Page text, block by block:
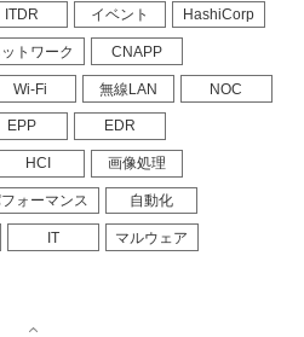
ITDR イベント HashiCorp
トワーク CNAPP
Wi-Fi 無線LAN NOC
EPP EDR
HCI 画像処理
ォーマンス 自動化
IT マルウェア